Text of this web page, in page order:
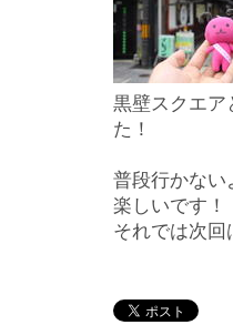
黒壁スクエア
た！
普段行かない
楽しいです！
それでは次